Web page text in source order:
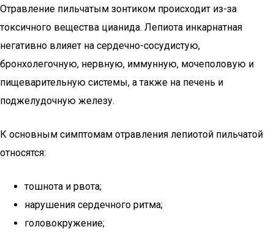
Отравление пильчатым зонтиком происходит из-за
токсичного вещества цианида. Лепиота инкарнатная
негативно влияет на сердечно-сосудистую,
бронхолегочную, нервную, иммунную, мочеполовую и
пищеварительную системы, а также на печень и
поджелудочную железу.
К основным симптомам отравления лепиотой пильчатой
относятся:
тошнота и рвота;
нарушения сердечного ритма;
головокружение;